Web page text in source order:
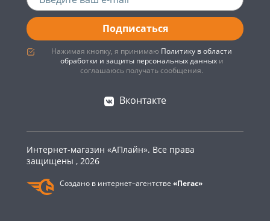
Подписаться
Нажимая кнопку, я принимаю Политику в области
обработки и защиты персональных данныхи
соглашаюсь получать сообщения.
Вконтакте
Интернет-магазин «АПлайн». Все права
защищены , 2026
Создано в интернет–агентстве «Пегас»